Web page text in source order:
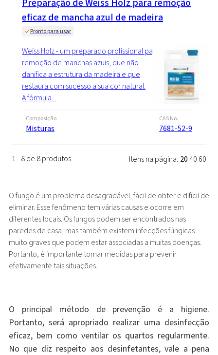
eficaz de mancha azul de madeira
Pronto para usar
Weiss Holz - um preparado profissional para
remoção de manchas azuis, que não
danifica a estrutura da madeira e que
restaura com sucesso a sua cor natural.
A fórmula...
Composição
Misturas
CAS No.
7681-52-9
1 - 8 de 8 produtos Itens na página: 2040 60
O fungo é um problema desagradável, fácil de obter e difícil de
eliminar. Esse fenômeno tem várias causas e ocorre em
diferentes locais. Os fungos podem ser encontrados nas
paredes de casa, mas também existem infecções fúngicas
muito graves que podem estar associadas a muitas doenças.
Portanto, é importante tomar medidas para prevenir
efetivamente tais situações.
O principal método de prevenção é a higiene.
Portanto, será apropriado realizar uma desinfecção
eficaz, bem como ventilar os quartos regularmente.
No que diz respeito aos desinfetantes, vale a pena